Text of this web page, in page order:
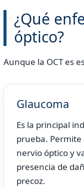
¿Qué
óptico?
Aunque la OCT es
Glaucoma
Es la principal
prueba. Permite
nervio óptico y
presencia de
precoz.